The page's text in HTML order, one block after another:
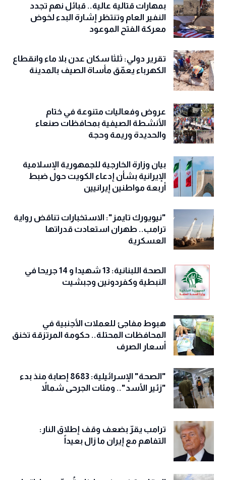
بمهارات قتالية عالية.. قبائل نهم تجدد
النفير العام وتنتظر إشارة البدء لخوض
معركة الفتح الموعود
تقرير دولي: ثلثا سكان عدن بلا ماء وانقطاع
الكهرباء يعمّق مأساة الصيف بالمدينة
عروض وفعاليات متنوعة في ختام
الأنشطة الصيفية بمحافظات صنعاء
والحديدة وريمة وحجة
‏بيان وزارة الخارجية للجمهورية الإسلامية
الإيرانية بشأن إدعاء الكويت حول ضبط
أربعة مواطنين إيرانيين
"نيويورك تايمز": الاستخبارات تناقض رواية
ترامب.. طهران استعادت قدراتها
العسكرية
الصحة اللبنانية: 13 شهيدا و 14 جريحا في
النبطية وكفردونين وجبشيت
هبوط مفاجئ للعملات الأجنبية في
المحافظات المحتلة.. حكومة المرتزقة تخنق
أسعار الصرف
"الصحة" الإسرائيلية: 8683 إصابة منذ بدء
"زئير الأسد".. ومئات الجرحى شمالاً
ترامب يقرّ بضعف وقف إطلاق النار:
التفاهم مع إيران ما زال بعيداً